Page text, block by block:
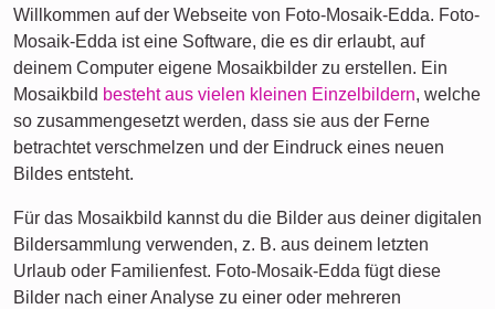
Willkommen auf der Webseite von Foto-Mosaik-Edda. Foto-
Mosaik-Edda ist eine Software, die es dir erlaubt, auf
deinem Computer eigene Mosaikbilder zu erstellen. Ein
Mosaikbild besteht aus vielen kleinen Einzelbildern, welche
so zusammengesetzt werden, dass sie aus der Ferne
betrachtet verschmelzen und der Eindruck eines neuen
Bildes entsteht.
Für das Mosaikbild kannst du die Bilder aus deiner digitalen
Bildersammlung verwenden, z. B. aus deinem letzten
Urlaub oder Familienfest. Foto-Mosaik-Edda fügt diese
Bilder nach einer Analyse zu einer oder mehreren